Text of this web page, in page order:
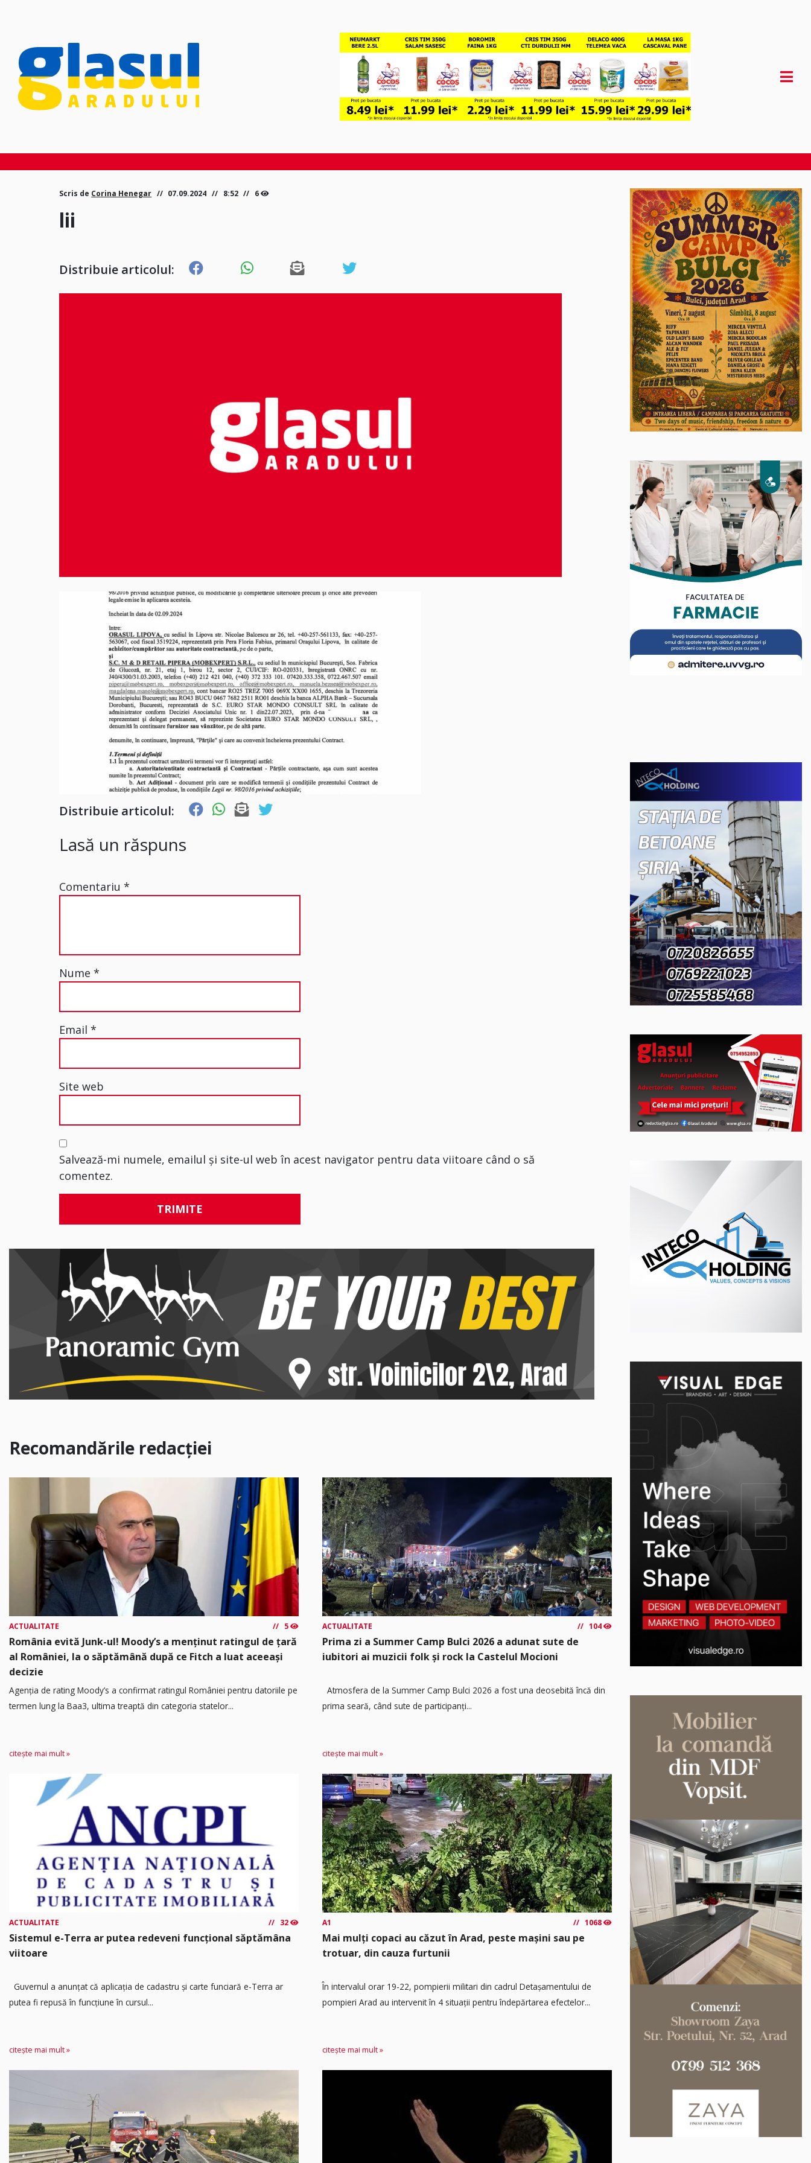
Scris de Corina Henegar 07.09.2024 8:52 6
lii
Distribuie articolul:
Distribuie articolul:
Lasă un răspuns
Comentariu*
Nume*
Email*
Site web
Salvează-mi numele, emailul și site-ul web în acest navigator pentru data viitoare când o să
comentez.
Recomandările redacției
ACTUALITATE 5
România evită Junk-ul! Moody’s a menținut ratingul de țară
al României, la o săptămână după ce Fitch a luat aceeași
decizie
Agenția de rating Moody’s a confirmat ratingul României pentru datoriile pe
termen lung la Baa3, ultima treaptă din categoria statelor...
citește mai mult »
ACTUALITATE 104
Prima zi a Summer Camp Bulci 2026 a adunat sute de
iubitori ai muzicii folk și rock la Castelul Mocioni
Atmosfera de la Summer Camp Bulci 2026 a fost una deosebită încă din
prima seară, când sute de participanți...
citește mai mult »
ACTUALITATE 32
Sistemul e-Terra ar putea redeveni funcțional săptămâna
viitoare
Guvernul a anunțat că aplicația de cadastru și carte funciară e-Terra ar
putea fi repusă în funcțiune în cursul...
citește mai mult »
A1 1068
Mai mulți copaci au căzut în Arad, peste mașini sau pe
trotuar, din cauza furtunii
În intervalul orar 19-22, pompierii militari din cadrul Detașamentului de
pompieri Arad au intervenit în 4 situații pentru îndepărtarea efectelor...
citește mai mult »